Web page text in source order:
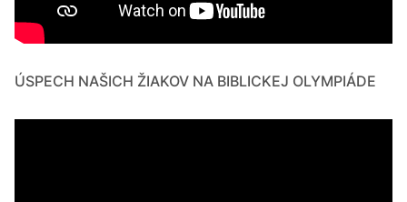
ÚSPECH NAŠICH ŽIAKOV NA BIBLICKEJ OLYMPIÁDE